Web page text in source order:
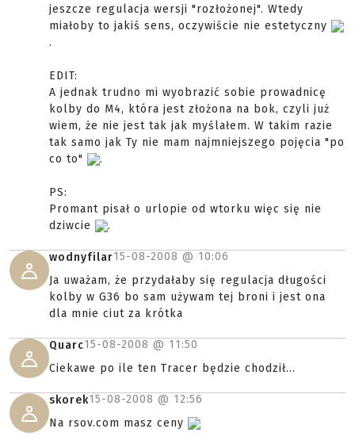
jeszcze regulacja wersji "rozłożonej". Wtedy
miałoby to jakiś sens, oczywiście nie estetyczny
.
EDIT:
A jednak trudno mi wyobrazić sobie prowadnicę
kolby do M4, która jest złożona na bok, czyli już
wiem, że nie jest tak jak myślałem. W takim razie
tak samo jak Ty nie mam najmniejszego pojęcia "po
co to"
.
PS:
Promant pisał o urlopie od wtorku więc się nie
dziwcie
.
wodnyfilar15-08-2008 @ 10:06
Ja uważam, że przydałaby się regulacja długości
kolby w G36 bo sam używam tej broni i jest ona
dla mnie ciut za krótka
Quarc15-08-2008 @ 11:50
Ciekawe po ile ten Tracer będzie chodził...
skorek15-08-2008 @ 12:56
Na rsov.com masz ceny